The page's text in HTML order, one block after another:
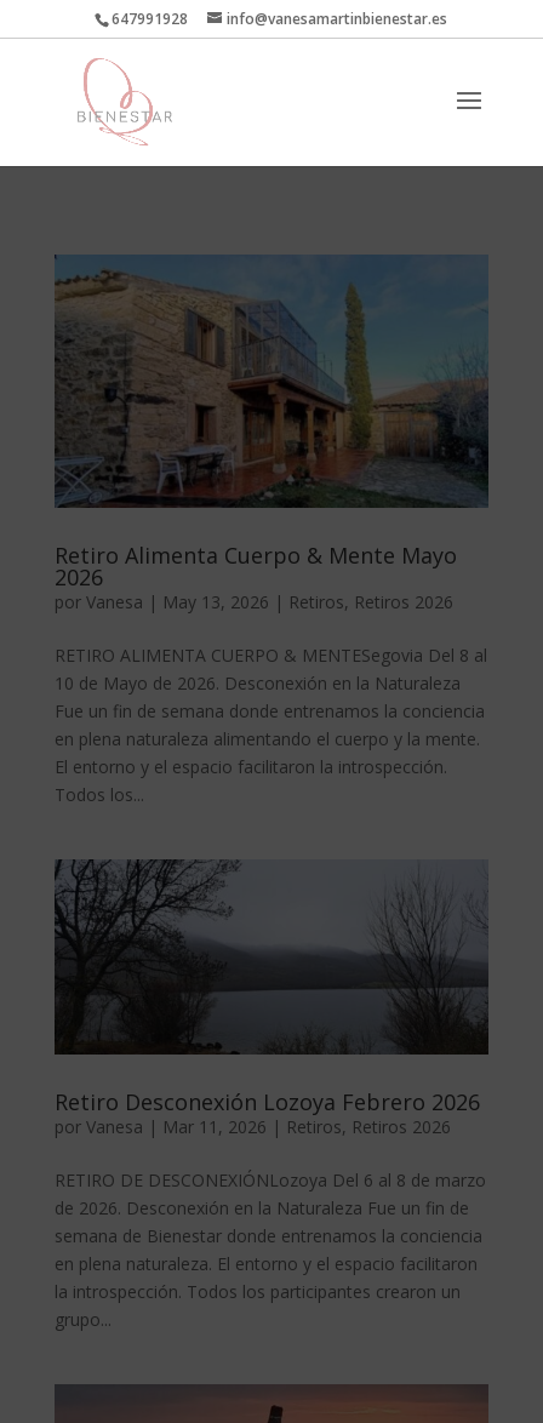
647991928 info@vanesamartinbienestar.es
Retiro Alimenta Cuerpo & Mente Mayo
2026
por Vanesa | May 13, 2026 | Retiros, Retiros 2026
RETIRO ALIMENTA CUERPO & MENTESegovia Del 8 al
10 de Mayo de 2026. Desconexión en la Naturaleza
Fue un fin de semana donde entrenamos la conciencia
en plena naturaleza alimentando el cuerpo y la mente.
El entorno y el espacio facilitaron la introspección.
Todos los...
Retiro Desconexión Lozoya Febrero 2026
por Vanesa | Mar 11, 2026 | Retiros, Retiros 2026
RETIRO DE DESCONEXIÓNLozoya Del 6 al 8 de marzo
de 2026. Desconexión en la Naturaleza Fue un fin de
semana de Bienestar donde entrenamos la conciencia
en plena naturaleza. El entorno y el espacio facilitaron
la introspección. Todos los participantes crearon un
grupo...